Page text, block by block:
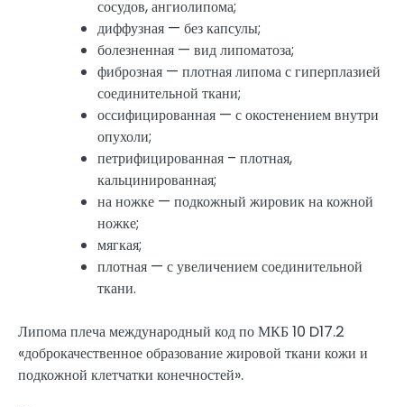
сосудов, ангиолипома;
диффузная — без капсулы;
болезненная — вид липоматоза;
фиброзная — плотная липома с гиперплазией
соединительной ткани;
оссифицированная — с окостенением внутри
опухоли;
петрифицированная – плотная,
кальцинированная;
на ножке — подкожный жировик на кожной
ножке;
мягкая;
плотная — с увеличением соединительной
ткани.
Липома плеча международный код по МКБ 10 D17.2
«доброкачественное образование жировой ткани кожи и
подкожной клетчатки конечностей».